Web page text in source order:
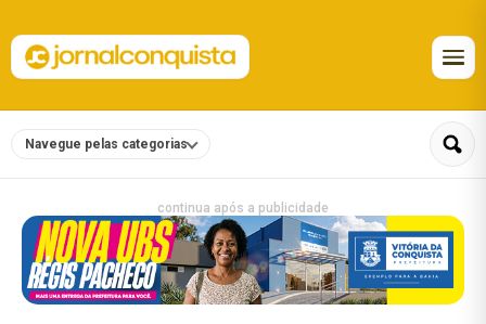
Navegue pelas categorias
continua após a publicidade